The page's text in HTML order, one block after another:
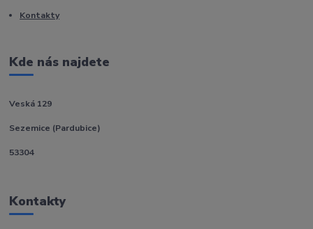
Kontakty
Kde nás najdete
Veská 129
Sezemice (Pardubice)
53304
Kontakty